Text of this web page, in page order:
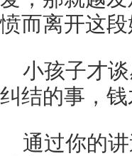
愤而离开这段
小孩子才
纠结的事，
通过你的